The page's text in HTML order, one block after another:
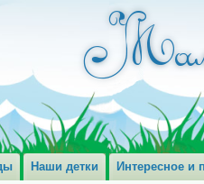
Наши детки Интересное и